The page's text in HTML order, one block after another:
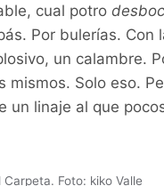
cual potro
Por bulerías. Con
un calambre.
mismos. Solo eso.
un linaje al que
Carpeta. Foto: kiko Valle